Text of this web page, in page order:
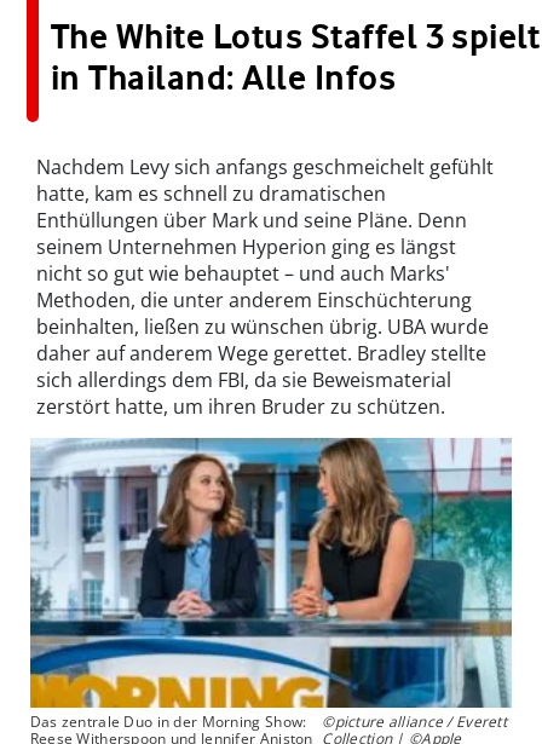
The White Lotus Staffel 3 spielt
in Thailand: Alle Infos
Nachdem Levy sich anfangs geschmeichelt gefühlt
hatte, kam es schnell zu dramatischen
Enthüllungen über Mark und seine Pläne. Denn
seinem Unternehmen Hyperion ging es längst
nicht so gut wie behauptet – und auch Marks'
Methoden, die unter anderem Einschüchterung
beinhalten, ließen zu wünschen übrig. UBA wurde
daher auf anderem Wege gerettet. Bradley stellte
sich allerdings dem FBI, da sie Beweismaterial
zerstört hatte, um ihren Bruder zu schützen.
Das zentrale Duo in der Morning Show:
Reese Witherspoon und Jennifer Aniston
©picture alliance / Everett
Collection | ©Apple